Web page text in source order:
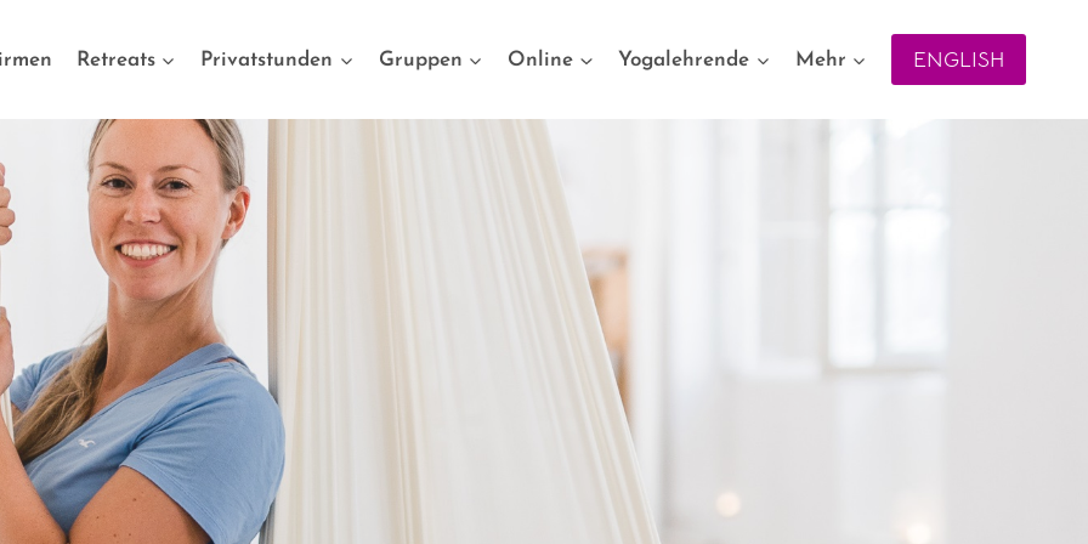
Retreats Privatstunden Gruppen Online Yogalehrende Mehr ENGLISH